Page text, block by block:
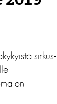
sirkus-
on